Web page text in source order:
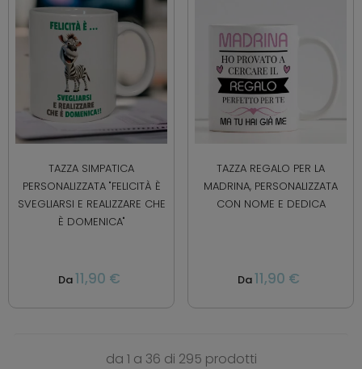
TAZZA SIMPATICA
PERSONALIZZATA "FELICITÀ È
SVEGLIARSI E REALIZZARE CHE
È DOMENICA"
Da11,90 €
TAZZA REGALO PER LA
MADRINA, PERSONALIZZATA
CON NOME E DEDICA
Da11,90 €
da 1 a 36 di 295 prodotti